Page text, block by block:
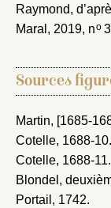
Raymond,
Maral, 2019, no
Sources
Martin, [1685-
Cotelle, 1688-10.
Cotelle, 1688-11.
Blondel,
Portail, 1742.